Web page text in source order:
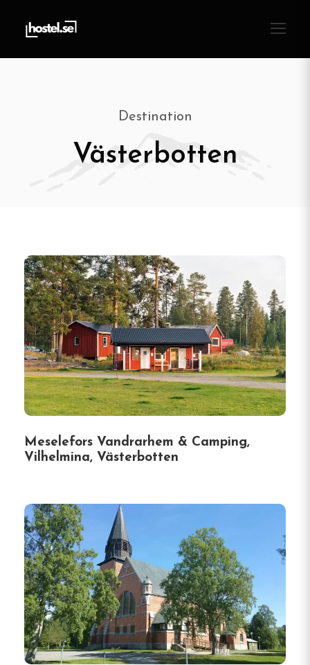
Destination
Västerbotten
Meselefors Vandrarhem & Camping,
Vilhelmina, Västerbotten